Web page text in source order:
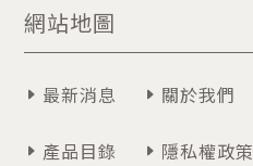
網站地圖
最新消息 關於我們
產品目錄 隱私權政策